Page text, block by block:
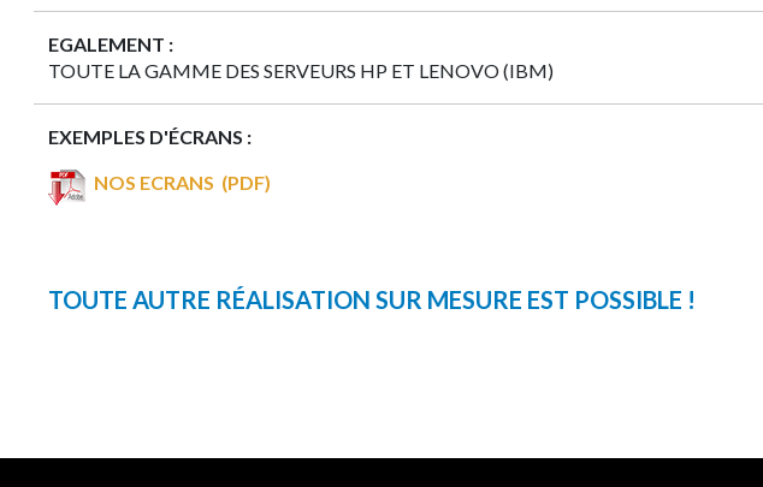
EGALEMENT :
TOUTE LA GAMME DES SERVEURS HP ET LENOVO (IBM)
EXEMPLES D'ÉCRANS :
NOS ECRANS (PDF)
TOUTE AUTRE RÉALISATION SUR MESURE EST POSSIBLE !